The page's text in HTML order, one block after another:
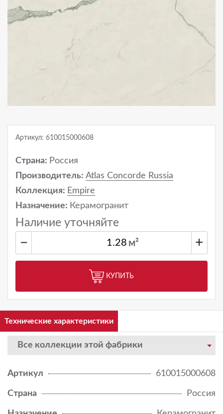
Артикул: 610015000608
Страна: Россия
Производитель: Atlas Concorde Russia
Коллекция: Empire
Назначение: Керамогранит
Наличие уточняйте
− м² +
КУПИТЬ
Технические характеристики
Все коллекции этой фабрики
Артикул 610015000608
Страна Россия